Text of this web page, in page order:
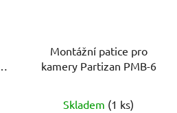
Montážní patice pro
kamery Partizan PMB-6
Skladem (1 ks)